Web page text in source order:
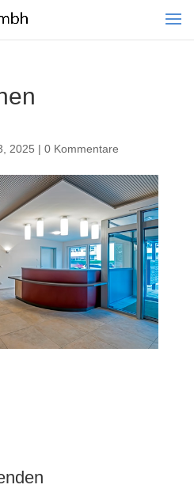
2025 | 0 Kommentare